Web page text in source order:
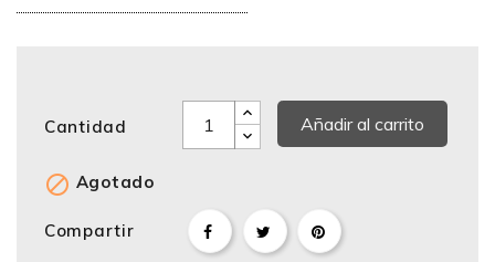
Cantidad Añadir al carrito
 Agotado
Compartir